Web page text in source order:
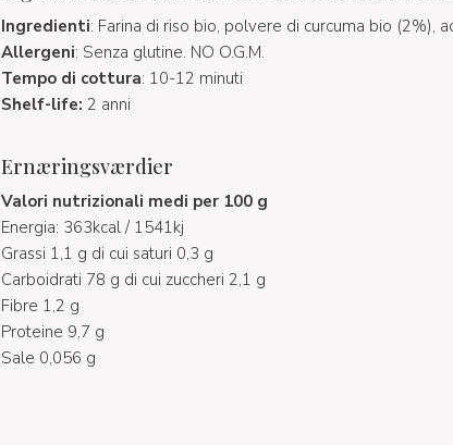
Ingredienti: Farina di riso bio, polvere di curcuma bio (2%),
Allergeni: Senza glutine. NO O.G.M.
Tempo di cottura: 10-12 minuti
Shelf-life: 2 anni
Ernæringsværdier
Valori nutrizionali medi per 100 g
Energia: 363kcal / 1541kj
Grassi 1,1 g di cui saturi 0,3 g
Carboidrati 78 g di cui zuccheri 2,1 g
Fibre 1,2 g
Proteine 9,7 g
Sale 0,056 g